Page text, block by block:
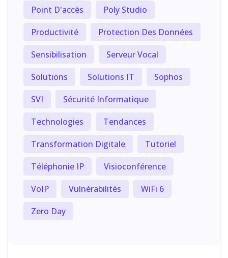
Point D'accès
Poly Studio
Productivité
Protection Des Données
Sensibilisation
Serveur Vocal
Solutions
Solutions IT
Sophos
SVI
Sécurité Informatique
Technologies
Tendances
Transformation Digitale
Tutoriel
Téléphonie IP
Visioconférence
VoIP
Vulnérabilités
WiFi 6
Zero Day